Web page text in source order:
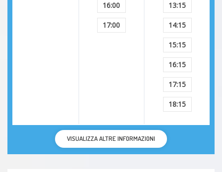
16:00
17:00
13:15
14:15
15:15
16:15
17:15
18:15
VISUALIZZA ALTRE INFORMAZIONI